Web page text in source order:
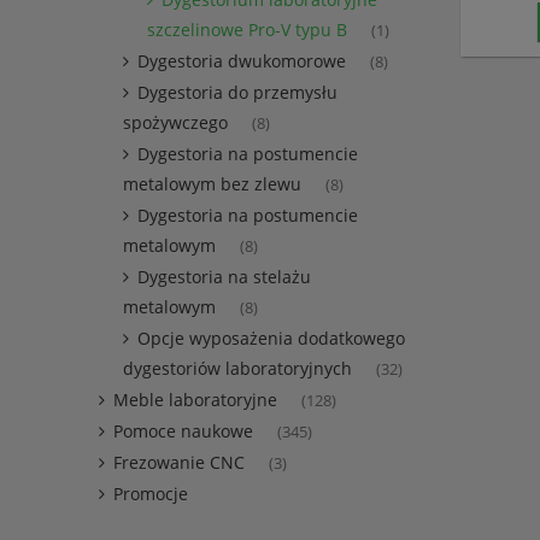
szczelinowe Pro-V typu B
(1)
Dygestoria dwukomorowe (8)
Dygestoria do przemysłu
spożywczego
(8)
Dygestoria na postumencie
metalowym bez zlewu
(8)
Dygestoria na postumencie
metalowym
(8)
Dygestoria na stelażu
metalowym
(8)
Opcje wyposażenia dodatkowego
dygestoriów laboratoryjnych
(32)
Meble laboratoryjne (128)
Pomoce naukowe (345)
Frezowanie CNC (3)
Promocje